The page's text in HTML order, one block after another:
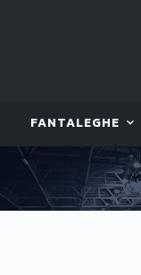
FANTALEGHE